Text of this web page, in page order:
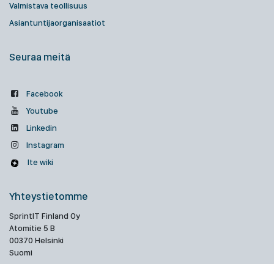
Valmistava teollisuus
Asiantuntijaorganisaatiot
Seuraa meitä
Facebook
Youtube
Linkedin
Instagram
Ite wiki
Yhteystietomme
SprintIT Finland Oy
Atomitie 5 B
00370 Helsinki
Suomi